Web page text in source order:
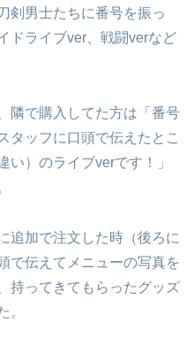
剣男士たちに番号を振っ
ドライブver、戦闘verなど
隣で購入してた方は「番号
タッフに口頭で伝えたとこ
）のライブverです！」
追加で注文した時（後ろに
で伝えてメニューの写真を
持ってきてもらったグッズ
。